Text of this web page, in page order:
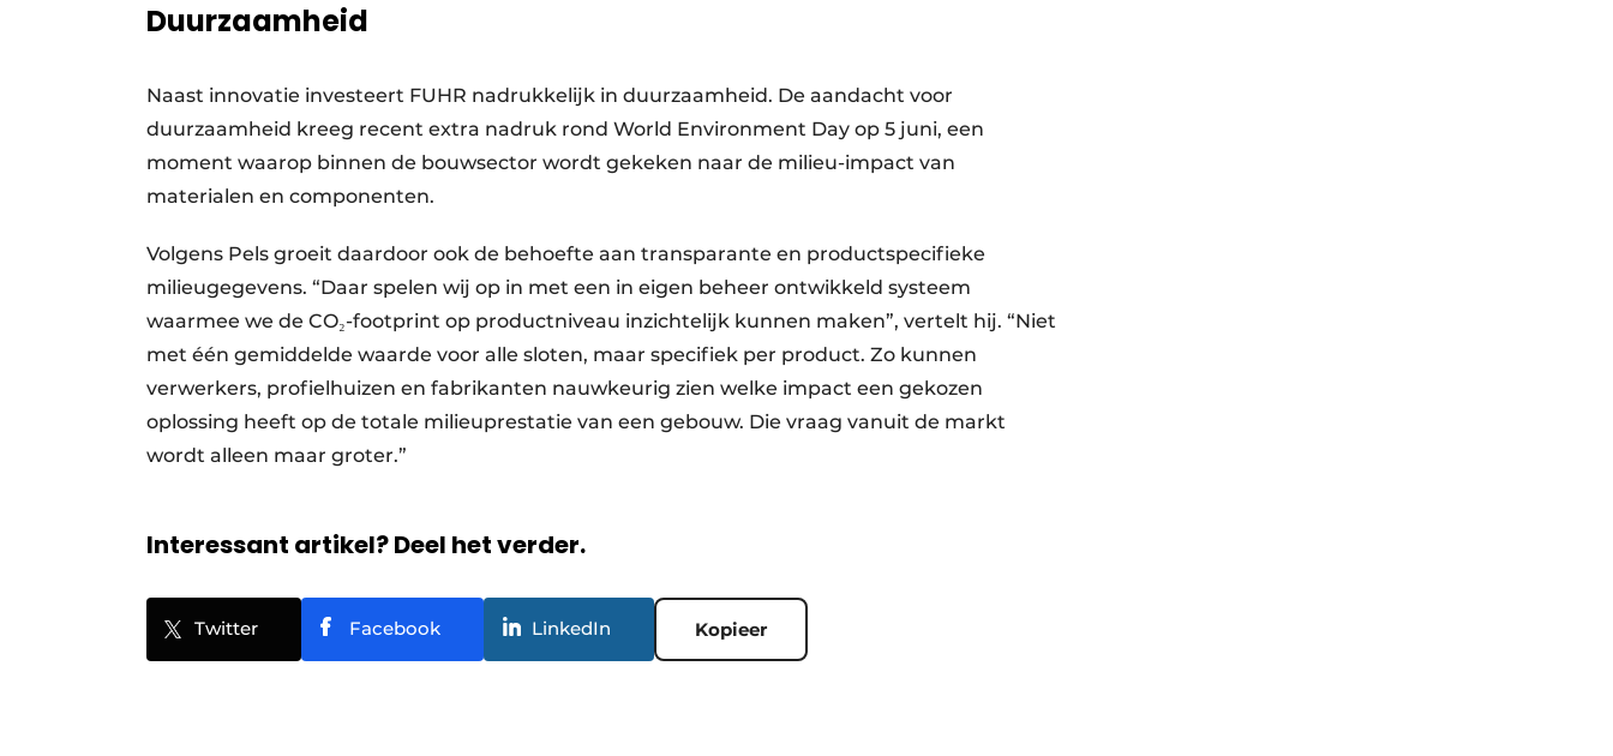
Duurzaamheid
Naast innovatie investeert FUHR nadrukkelijk in duurzaamheid. De aandacht voor
duurzaamheid kreeg recent extra nadruk rond World Environment Day op 5 juni, een
moment waarop binnen de bouwsector wordt gekeken naar de milieu-impact van
materialen en componenten.
Volgens Pels groeit daardoor ook de behoefte aan transparante en productspecifieke
milieugegevens. “Daar spelen wij op in met een in eigen beheer ontwikkeld systeem
waarmee we de CO₂-footprint op productniveau inzichtelijk kunnen maken”, vertelt hij. “Niet
met één gemiddelde waarde voor alle sloten, maar specifiek per product. Zo kunnen
verwerkers, profielhuizen en fabrikanten nauwkeurig zien welke impact een gekozen
oplossing heeft op de totale milieuprestatie van een gebouw. Die vraag vanuit de markt
wordt alleen maar groter.”
Interessant artikel? Deel het verder.
Twitter Facebook LinkedIn Kopieer